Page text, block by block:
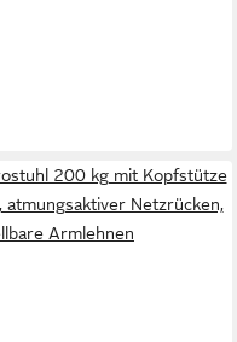
200 kg mit Kopfstütze
Netzrücken,
Armlehnen